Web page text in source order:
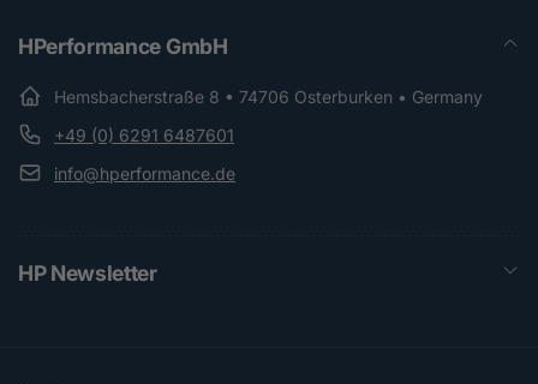
HPerformance GmbH
Hemsbacherstraße 8 • 74706 Osterburken • Germany
+49 (0) 6291 6487601
info@hperformance.de
HP Newsletter